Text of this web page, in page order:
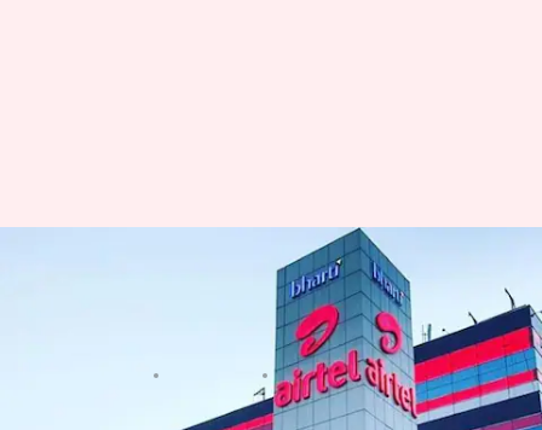
एयरटेल के इन किफायती रिचार्ज
प्लांस में पाए रोजाना 3GB तक डाटा,
कॉल और अन्य लाभ
09:25 am